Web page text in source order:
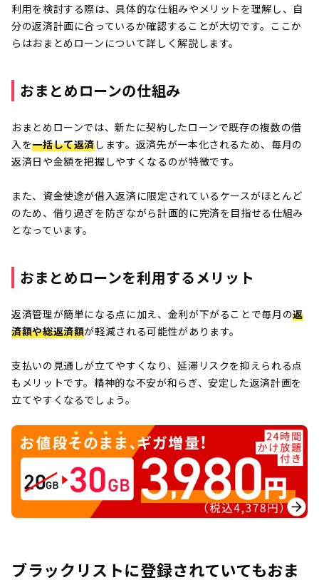
利用を検討する際は、具体的な仕組みやメリットを理解し、自
分の返済計画に合っているか確認することが大切です。ここか
らはおまとめローンについて詳しく解説します。
おまとめローンの仕組み
おまとめローンでは、新たに契約したローンで既存の複数の借
入を一括して返済します。返済先が一本化されるため、毎月の
返済日や金額を把握しやすくなるのが特徴です。
また、資金使途が借入返済に限定されているケースがほとんど
のため、借り過ぎを防ぎながら計画的に完済を目指せる仕組み
となっています。
おまとめローンを利用するメリット
返済管理が簡単になる点に加え、金利が下がることで毎月の返
済額や総返済額が軽減される可能性があります。
支払いの見通しが立てやすくなり、延滞リスクを抑えられる点
もメリットです。精神的な不安が和らぎ、安定した返済計画を
立てやすくなるでしょう。
ブラックリストに登録されていてもおま